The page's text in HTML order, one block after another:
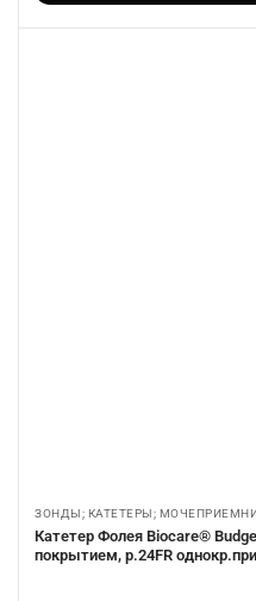
ЗОНДЫ; КАТЕТЕРЫ;
Катетер Фолея Biocare®
покрытием, р.24FR